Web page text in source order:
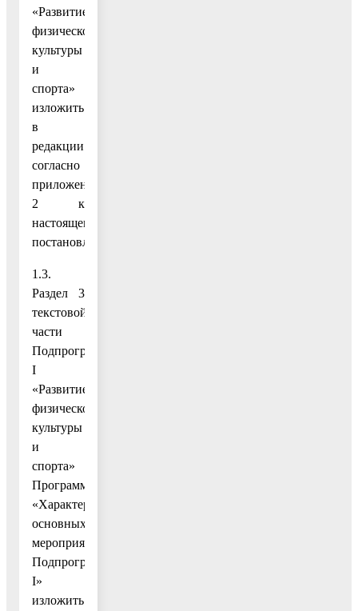
«Развитие
физической
культуры
и
спорта»
изложить
в
редакции
согласно
приложению
2 к
настоящему
постановлению;
1.3.
Раздел 3
текстовой
части
Подпрограммы
I
«Развитие
физической
культуры
и
спорта»
Программы
«Характеристика
основных
мероприятий
Подпрограммы
I»
изложить